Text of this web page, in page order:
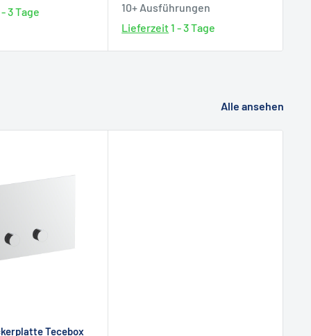
- 3 Tage
10+ Ausführungen
Lieferzeit1 - 3 Tage
Alle ansehen
Tecebox